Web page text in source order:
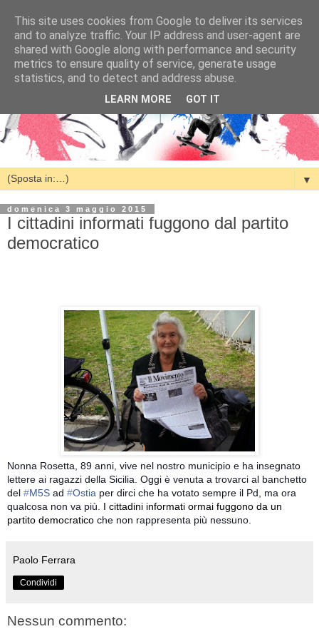
▼
domenica 3 maggio 2015
I cittadini informati fuggono dal partito
democratico
Nonna Rosetta, 89 anni, vive nel nostro municipio e ha insegnato
lettere ai ragazzi della Sicilia. Oggi è venuta a trovarci al banchetto
del ‪#‎M5S‬ ad ‪#‎Ostia‬ per dirci che ha votato sempre il Pd, ma ora
qualcosa non va più. I cittadini informati ormai fuggono da un
partito democratico che non rappresenta più nessuno.
Paolo Ferrara
Condividi
Nessun commento:
This site uses cookies from Google to deliver its services
and to analyze traffic. Your IP address and user-agent are
shared with Google along with performance and security
metrics to ensure quality of service, generate usage
statistics, and to detect and address abuse.
LEARN MORE GOT IT